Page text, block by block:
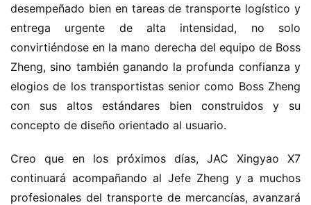
desempeñado bien en tareas de transporte logístico y
entrega urgente de alta intensidad, no solo
convirtiéndose en la mano derecha del equipo de Boss
Zheng, sino también ganando la profunda confianza y
elogios de los transportistas senior como Boss Zheng
con sus altos estándares bien construidos y su
concepto de diseño orientado al usuario.
Creo que en los próximos días, JAC Xingyao X7
continuará acompañando al Jefe Zheng y a muchos
profesionales del transporte de mercancías, avanzará